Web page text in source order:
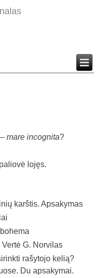
–mare incognita?
lojęs.
karštis. Apsakymas
G. Norvilas
rašytojo kelią?
Du apsakymai.